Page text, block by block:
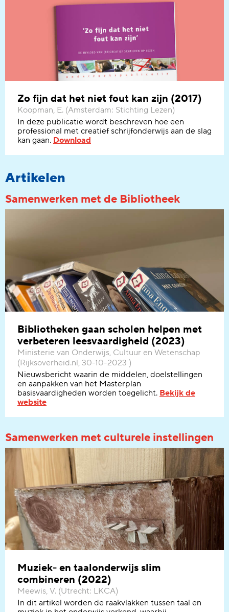
Zo fijn dat het niet fout kan zijn (2017)
Koopman, E. (Amsterdam: Stichting Lezen)
In deze publicatie wordt beschreven hoe een
professional met creatief schrijfonderwijs aan de slag
kan gaan. Download
Artikelen
Samenwerken met de Bibliotheek
Bibliotheken gaan scholen helpen met
verbeteren leesvaardigheid (2023)
Ministerie van Onderwijs, Cultuur en Wetenschap
(Rijksoverheid.nl, 30-10-2023 )
Nieuwsbericht waarin de middelen, doelstellingen
en aanpakken van het Masterplan
basisvaardigheden worden toegelicht. Bekijk de
website
Samenwerken met culturele instellingen
Muziek- en taalonderwijs slim
combineren (2022)
Meewis, V. (Utrecht: LKCA)
In dit artikel worden de raakvlakken tussen taal en